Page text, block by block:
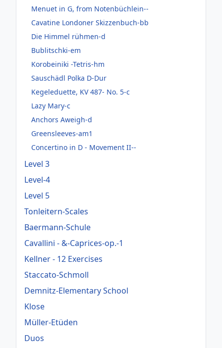
Menuet in G, from Notenbüchlein--
Cavatine Londoner Skizzenbuch-bb
Die Himmel rühmen-d
Bublitschki-em
Korobeiniki -Tetris-hm
Sauschädl Polka D-Dur
Kegeleduette, KV 487- No. 5-c
Lazy Mary-c
Anchors Aweigh-d
Greensleeves-am1
Concertino in D - Movement II--
Level 3
Level-4
Level 5
Tonleitern-Scales
Baermann-Schule
Cavallini - &-Caprices-op.-1
Kellner - 12 Exercises
Staccato-Schmoll
Demnitz-Elementary School
Klose
Müller-Etüden
Duos